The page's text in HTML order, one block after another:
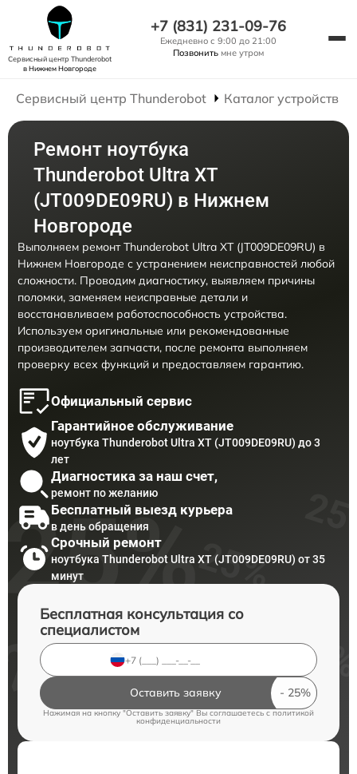
Сервисный центр Thunderobot
в Нижнем Новгороде
+7 (831) 231-09-76
Ежедневно с 9:00 до 21:00
Позвонить мне утром
Сервисный центр Thunderobot Каталог устройств
Ремонт ноутбука
Thunderobot Ultra XT
(JT009DE09RU) в Нижнем
Новгороде
Выполняем ремонт Thunderobot Ultra XT (JT009DE09RU) в
Нижнем Новгороде с устранением неисправностей любой
сложности. Проводим диагностику, выявляем причины
поломки, заменяем неисправные детали и
восстанавливаем работоспособность устройства.
Используем оригинальные или рекомендованные
производителем запчасти, после ремонта выполняем
проверку всех функций и предоставляем гарантию.
Официальный сервис
Гарантийное обслуживание
ноутбука Thunderobot Ultra XT (JT009DE09RU) до 3
лет
Диагностика за наш счет,
ремонт по желанию
Бесплатный выезд курьера
в день обращения
Срочный ремонт
ноутбука Thunderobot Ultra XT (JT009DE09RU) от 35
минут
Бесплатная консультация со
специалистом
Оставить заявку
Нажимая на кнопку "Оставить заявку" Вы соглашаетесь cполитикой
конфиденциальности